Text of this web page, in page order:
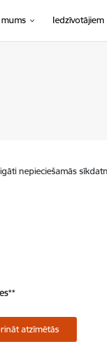
Iedzīvotājiem
nepieciešamās
**
atzīmētās